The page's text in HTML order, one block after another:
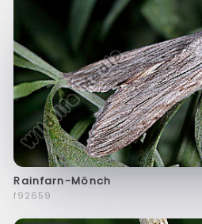
Rainfarn-Mönch
f92659